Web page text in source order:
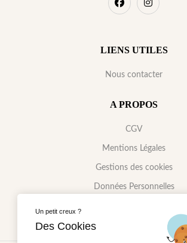
LIENS UTILES
Nous contacter
A PROPOS
CGV
Mentions Légales
Gestions des cookies
Données Personnelles
Un petit creux ?
Des Cookies